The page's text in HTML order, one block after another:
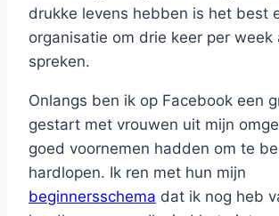
drukke levens hebben is het best
organisatie om drie keer per week
spreken.
Onlangs ben ik op Facebook een
gestart met vrouwen uit mijn
goed voornemen hadden om te
hardlopen. Ik ren met hun mijn
beginnersschema dat ik nog heb